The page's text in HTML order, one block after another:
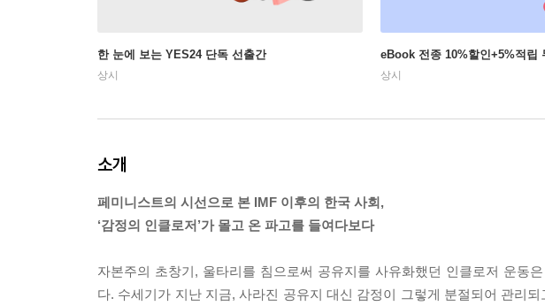
한 눈에 보는 YES24 단독 선출간
상시
eBook 전종 10%할인+5%적립
상시
소개
페미니스트의 시선으로 본 IMF 이후의 한국 사회,
‘감정의 인클로저’가 몰고 온 파고를 들여다보다
자본주의 초창기, 울타리를 침으로써 공유지를 사유화했던 인클로저 운동
다. 수세기가 지난 지금, 사라진 공유지 대신 감정이 그렇게 분절되어 관리